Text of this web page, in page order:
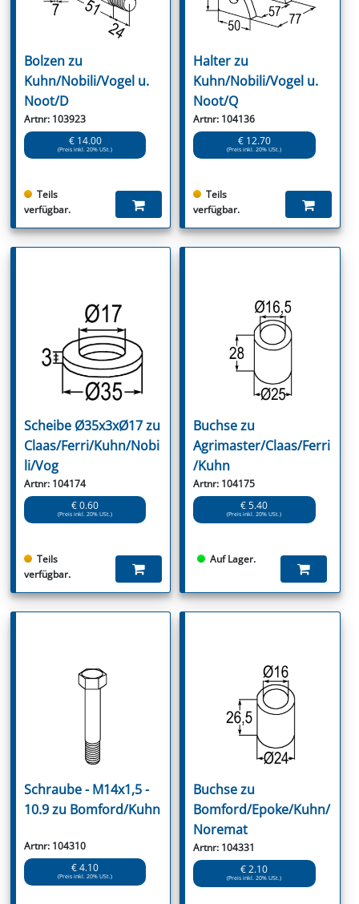
Bolzen zu
Kuhn/Nobili/Vogel u.
Noot/D
Artnr: 103923
€ 14.00
(Preis inkl. 20% USt.)
Teils
verfügbar.
Halter zu
Kuhn/Nobili/Vogel u.
Noot/Q
Artnr: 104136
€ 12.70
(Preis inkl. 20% USt.)
Teils
verfügbar.
Scheibe Ø35x3xØ17 zu
Claas/Ferri/Kuhn/Nobi
li/Vog
Artnr: 104174
€ 0.60
(Preis inkl. 20% USt.)
Teils
verfügbar.
Buchse zu
Agrimaster/Claas/Ferri
/Kuhn
Artnr: 104175
€ 5.40
(Preis inkl. 20% USt.)
Auf Lager.
Schraube - M14x1,5 -
10.9 zu Bomford/Kuhn
Artnr: 104310
€ 4.10
(Preis inkl. 20% USt.)
Buchse zu
Bomford/Epoke/Kuhn/
Noremat
Artnr: 104331
€ 2.10
(Preis inkl. 20% USt.)